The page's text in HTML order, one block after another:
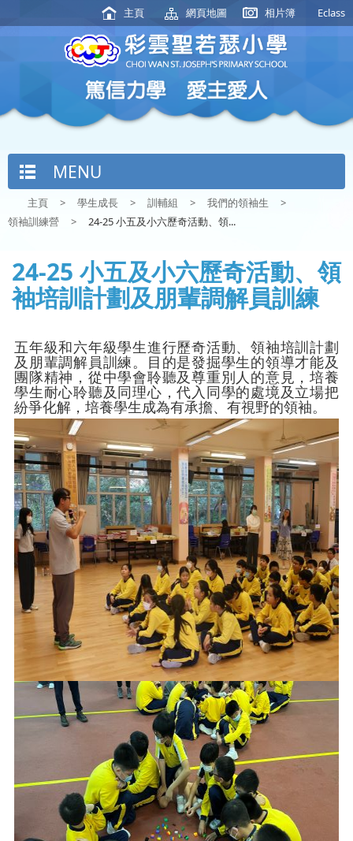
主頁 網頁地圖 相片簿 Eclass
MENU
主頁 > 學生成長 > 訓輔組 > 我們的領袖生
>
領袖訓練營
> 24-25 小五及小六歷奇活動、領...
24-25 小五及小六歷奇活動、領
袖培訓計劃及朋輩調解員訓練
五年級和六年級學生進行歷奇活動、領袖培訓計劃
及朋輩調解員訓練。目的是發掘學生的領導才能及
團隊精神，從中學會聆聽及尊重別人的意見，培養
學生耐心聆聽及同理心，代入同學的處境及立場把
紛爭化解，培養學生成為有承擔、有視野的領袖。